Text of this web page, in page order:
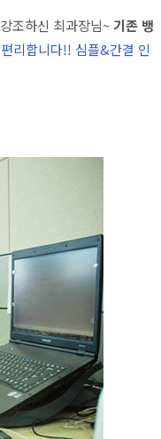
조하신 최과장님~ 기존 뱅
리합니다!! 심플&간결 인